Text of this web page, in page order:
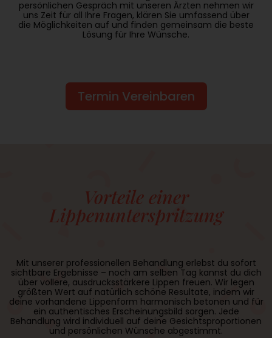
persönlichen Gespräch mit unseren Ärzten nehmen wir
uns Zeit für all Ihre Fragen, klären Sie umfassend über
die Möglichkeiten auf und finden gemeinsam die beste
Lösung für Ihre Wünsche.
Termin Vereinbaren
Vorteile einer
Lippenunterspritzung
Mit unserer professionellen Behandlung erlebst du sofort
sichtbare Ergebnisse – noch am selben Tag kannst du dich
über vollere, ausdrucksstärkere Lippen freuen. Wir legen
größten Wert auf natürlich schöne Resultate, indem wir
deine vorhandene Lippenform harmonisch betonen und für
ein authentisches Erscheinungsbild sorgen. Jede
Behandlung wird individuell auf deine Gesichtsproportionen
und persönlichen Wünsche abgestimmt.